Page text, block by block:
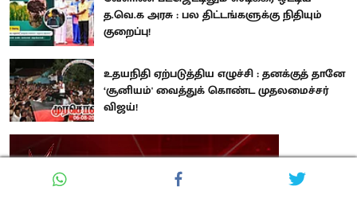
த.வெ.க அரசு : பல திட்டங்களுக்கு நிதியும்
குறைப்பு!
உதயநிதி ஏற்படுத்திய எழுச்சி : தனக்குத் தானே
‘சூனியம்' வைத்துக் கொண்ட முதலமைச்சர்
விஜய்!